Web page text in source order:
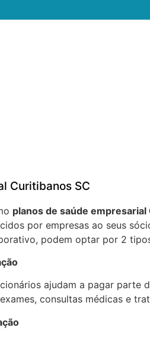
Curitibanos SC
planos de saúde empresarial
por empresas ao seus
podem optar por 2
ajudam a pagar parte
consultas médicas e